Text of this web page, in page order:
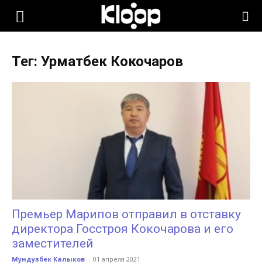
KLOOP.KG
Тег: Урматбек Кокочаров
Премьер Марипов отправил в отставку
директора Госстроя Кокочарова и его
заместителей
Мундузбек Калыков - 01 апреля 2021